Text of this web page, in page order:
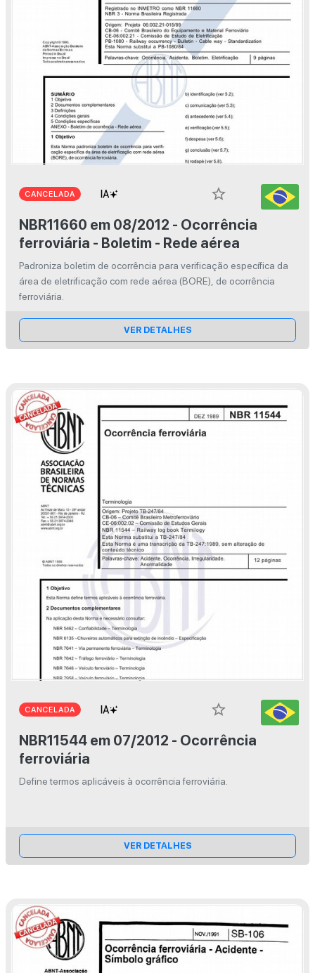
CANCELADA
star_border
NBR11660 em 08/2012 - Ocorrência
ferroviária - Boletim - Rede aérea
Padroniza boletim de ocorrência para verificação específica da
área de eletrificação com rede aérea (BORE), de ocorrência
ferroviária.
VER DETALHES
CANCELADA
star_border
NBR11544 em 07/2012 - Ocorrência
ferroviária
Define termos aplicáveis à ocorrência ferroviária.
VER DETALHES